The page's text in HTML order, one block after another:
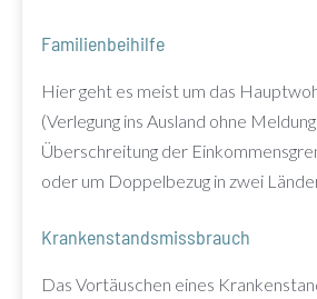
Familienbeihilfe
Hier geht es meist um das
(Verlegung ins Ausland ohne
Überschreitung der
oder um Doppelbezug in zwei
Krankenstandsmissbrauch
Das Vortäuschen eines